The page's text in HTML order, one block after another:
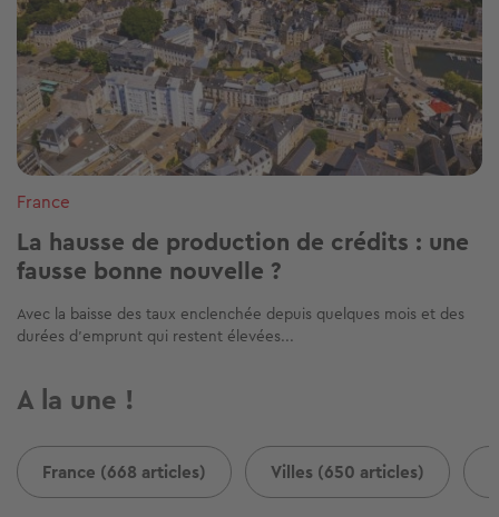
France
La hausse de production de crédits : une
fausse bonne nouvelle ?
Avec la baisse des taux enclenchée depuis quelques mois et des
durées d'emprunt qui restent élevées...
A la une !
France (668 articles) Villes (650 articles)